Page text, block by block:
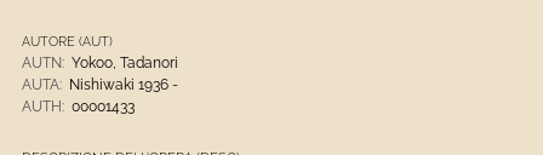
AUTORE (AUT)
AUTN: Yokoo, Tadanori
AUTA: Nishiwaki 1936 -
AUTH: 00001433